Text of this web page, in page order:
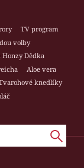
TV program
volby
Honzy Dědka
Aloe vera
knedlíky